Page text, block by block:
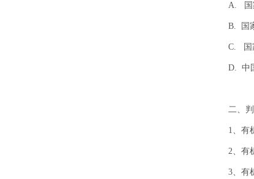
A.
B. 国
C. 国
D. 中
二、
1、
2、有
3、